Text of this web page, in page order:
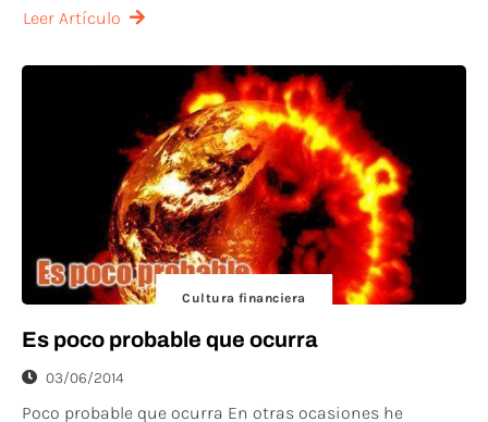
Leer Artículo
Cultura financiera
Es poco probable que ocurra
03/06/2014
Poco probable que ocurra En otras ocasiones he